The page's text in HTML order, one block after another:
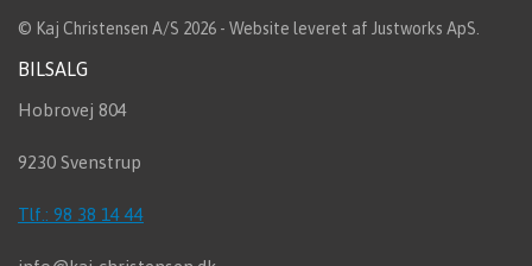
© Kaj Christensen A/S 2026 - Website leveret af Justworks ApS
BILSALG
Hobrovej 804
9230 Svenstrup
Tlf.: 98 38 14 44